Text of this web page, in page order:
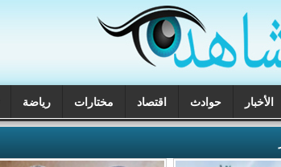
الأخبار حوادث اقتصاد مختارات رياضة